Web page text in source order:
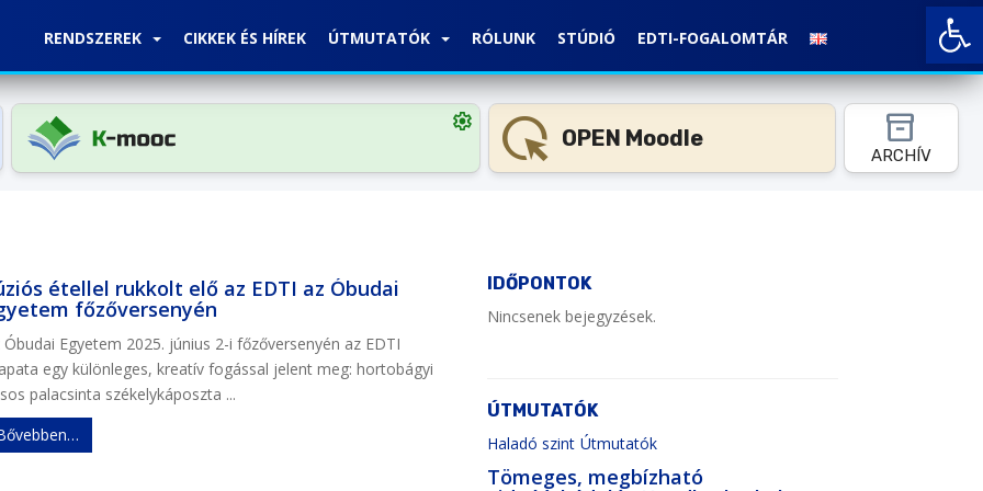
Open toolbar
RENDSZEREK CIKKEK ÉS HÍREK ÚTMUTATÓK RÓLUNK STÚDIÓ EDTI-FOGALOMTÁR
settings highlight_mouse_cursor OPEN Moodle inventory_2
ARCHÍV
étellel rukkolt elő az EDTI az Óbudai
főzőversenyén
Óbudai Egyetem 2025. június 2-i főzőversenyén az EDTI
egy különleges, kreatív fogással jelent meg: hortobágyi
palacsinta székelykáposzta ...
IDŐPONTOK
Nincsenek bejegyzések.
ÚTMUTATÓK
Haladó szint Útmutatók
Tömeges, megbízható